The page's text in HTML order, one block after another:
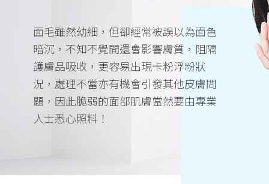
面毛雖然幼細，但卻經常被誤以為面色
暗沉，不知不覺間還會影響膚質，阻隔
護膚品吸收，更容易出現卡粉浮粉狀
況，處理不當亦有機會引發其他皮膚問
題，因此脆弱的面部肌膚當然要由專業
人士悉心照料！